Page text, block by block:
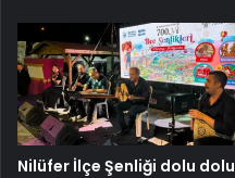
Nilüfer İlçe Şenliği dolu dolu